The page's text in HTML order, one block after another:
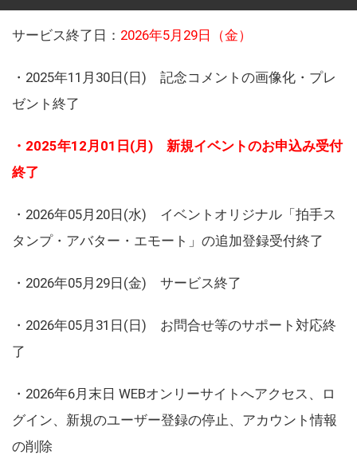
サービス終了日： 2026年5月29日（金）
・2025年11月30日(日) 記念コメントの画像化・プレ
ゼント終了
・2025年12月01日(月) 新規イベントのお申込み受付
終了
・2026年05月20日(水) イベントオリジナル「拍手ス
タンプ・アバター・エモート」の追加登録受付終了
・2026年05月29日(金) サービス終了
・2026年05月31日(日) お問合せ等のサポート対応終
了
・2026年6月末日 WEBオンリーサイトへアクセス、ロ
グイン、新規のユーザー登録の停止、アカウント情報
の削除